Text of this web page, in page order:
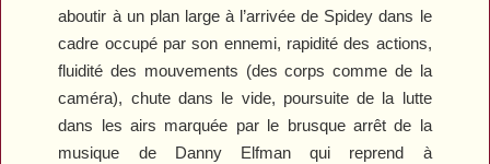
aboutir à un plan large à l’arrivée de Spidey dans le
cadre occupé par son ennemi, rapidité des actions,
fluidité des mouvements (des corps comme de la
caméra), chute dans le vide, poursuite de la lutte
dans les airs marquée par le brusque arrêt de la
musique de Danny Elfman qui reprend à